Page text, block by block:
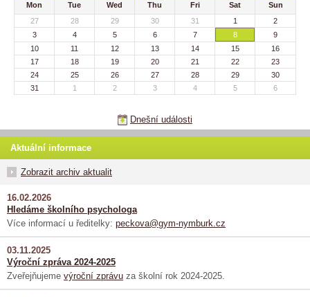
Mon Tue Wed Thu Fri Sat
Sun
27
28 29 30 31 1
2
3
4 5 6 7 8
9
10
11 12 13 14 15
16
17
18 19 20 21 22
23
24
25 26 27 28 29
30
31
1 2 3 4 5 6
Dnešní události
Aktuální informace
Zobrazit archiv aktualit
16.02.2026
Hledáme školního psychologa
Více informací u ředitelky: peckova@gym-nymburk.cz
03.11.2025
Výroční zpráva 2024-2025
Zveřejňujeme výroční zprávu za školní rok 2024-2025.